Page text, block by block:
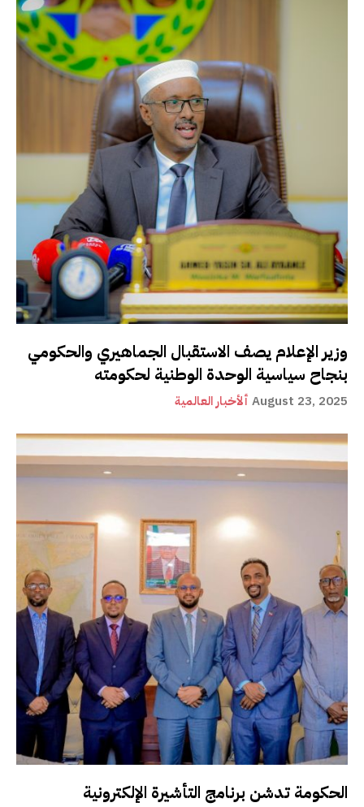
وزير الإعلام يصف الاستقبال الجماهيري والحكومي
بنجاح سياسية الوحدة الوطنية لحكومته
ألأخبار العالمية August 23, 2025
الحكومة تدشن برنامج التأشيرة الإلكترونية